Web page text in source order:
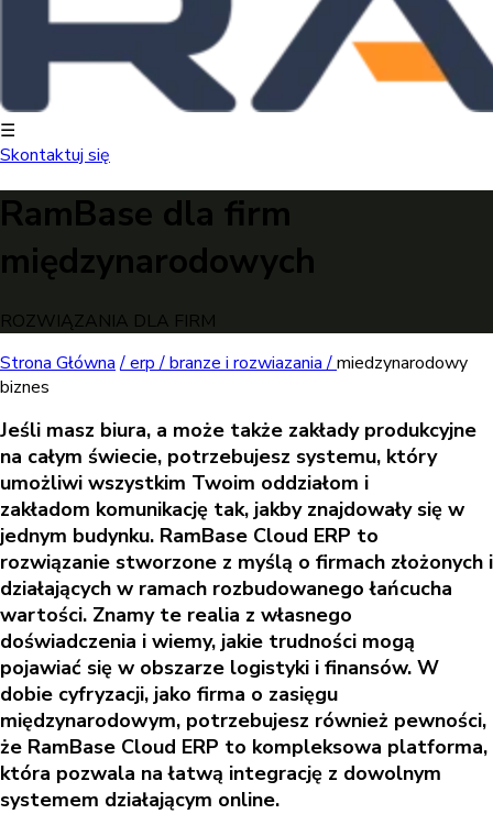
☰
Skontaktuj się
RamBase dla firm
międzynarodowych
ROZWIĄZANIA DLA FIRM
Strona Główna /erp /branze i rozwiazania /miedzynarodowy
biznes
Jeśli masz biura, a może także zakłady produkcyjne
na całym świecie, potrzebujesz systemu, który
umożliwi wszystkim Twoim oddziałom i
zakładom komunikację tak, jakby znajdowały się w
jednym budynku. RamBase Cloud ERP to
rozwiązanie stworzone z myślą o firmach złożonych i
działających w ramach rozbudowanego łańcucha
wartości. Znamy te realia z własnego
doświadczenia i wiemy, jakie trudności mogą
pojawiać się w obszarze logistyki i finansów. W
dobie cyfryzacji, jako firma o zasięgu
międzynarodowym, potrzebujesz również pewności,
że RamBase Cloud ERP to kompleksowa platforma,
która pozwala na łatwą integrację z dowolnym
systemem działającym online.